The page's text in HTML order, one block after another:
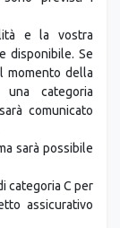
Se
momento della
categoria
comunicato
sarà possibile
categoria C per
assicurativo
credito per il